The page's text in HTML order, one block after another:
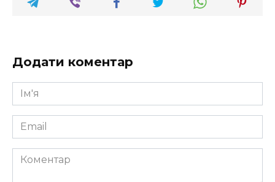
Додати коментар
Ім'я
*
Email
*
Коментар